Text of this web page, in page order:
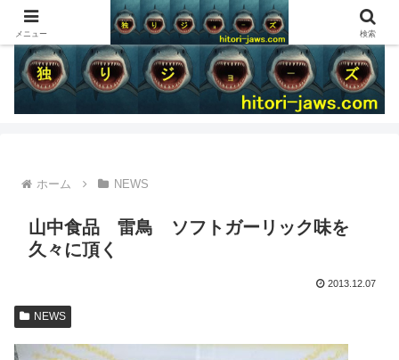
ホーム NEWS
山中食品 雷鳥 ソフトガーリック味を
久々に頂く
2013.12.07
NEWS
メニュー 検索